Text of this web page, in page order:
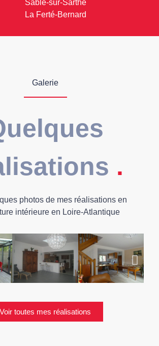
Sablé-sur-Sarthe
La Ferté-Bernard
Galerie
.
photos de mes réalisations en
intérieure en Loire-Atlantique
Voir toutes mes réalisations